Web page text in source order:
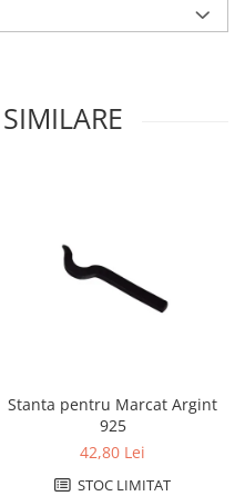
Stanta pentru Marcat Argint
925
42,80 Lei
STOC LIMITAT